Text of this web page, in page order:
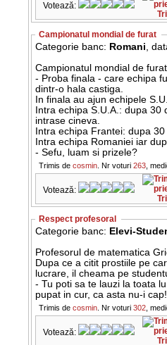
Votează:
Campionatul mondial de furat
Categorie banc: Romani,
Campionatul mondial de
- Proba finala - care echipa fura cele mai multe electronice in 30 de min.
dintr-o hala castiga.
In finala au ajun echipele
Intra echipa S.U.A.: dupa
intrase cineva.
Intra echipa Frantei: dupa
Intra echipa Romaniei iar
- Sefu, luam si prizele?
Trimis de cosmin. Nr voturi 263,
Votează:
Respect profesoral
Categorie banc: Elevi-
Profesorul de matematica
Dupa ce a citit prostiile pe
lucrare, il cheama pe
- Tu poti sa te lauzi la toata
pupat in cur, ca asta nu-i
Trimis de cosmin. Nr voturi 302,
Votează: